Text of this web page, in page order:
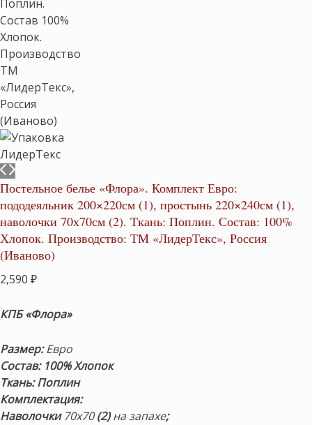
Постельное белье «Флора». Комплект Евро:
пододеяльник 200×220см (1), простынь 220×240см (1),
наволочки 70х70см (2). Ткань: Поплин. Состав: 100%
Хлопок. Производство: ТМ «ЛидерТекс», Россия
(Иваново)
2,590 ₽
КПБ «Флора»
Размер:Евро
Состав: 100% Хлопок
Ткань: Поплин
Комплектация:
Наволочки70х70(2)на запахе;